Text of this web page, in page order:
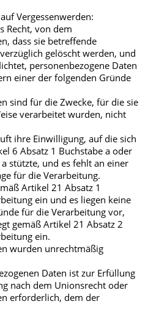
Vergessenwerden:
Recht, von dem
dass sie betreffende
gelöscht werden, und
personenbezogene Daten
einer der folgenden Gründe
sind für die Zwecke, für die sie
verarbeitet wurden, nicht
ihre Einwilligung, auf die sich
6 Absatz 1 Buchstabe a oder
stützte, und es fehlt an einer
für die Verarbeitung.
Artikel 21 Absatz 1
ein und es liegen keine
für die Verarbeitung vor,
gemäß Artikel 21 Absatz 2
ein.
wurden unrechtmäßig
Daten ist zur Erfüllung
nach dem Unionsrecht oder
erforderlich, dem der